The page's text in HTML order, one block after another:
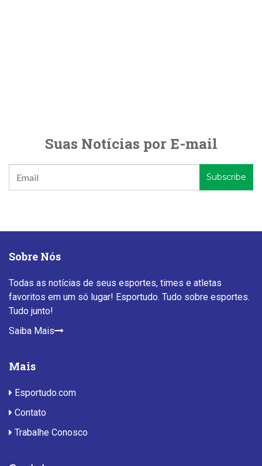
Suas Notícias por E-mail
Sobre Nós
Todas as notícias de seus esportes, times e atletas
favoritos em um só lugar! Esportudo. Tudo sobre esportes.
Tudo junto!
Saiba Mais
Mais
Esportudo.com
Contato
Trabalhe Conosco